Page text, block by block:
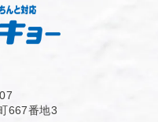
667番地3